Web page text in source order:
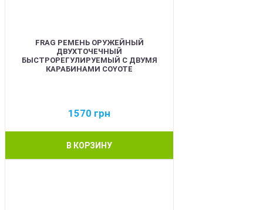
FRAG РЕМЕНЬ ОРУЖЕЙНЫЙ
ДВУХТОЧЕЧНЫЙ
БЫСТРОРЕГУЛИРУЕМЫЙ С ДВУМЯ
КАРАБИНАМИ COYOTE
1570 грн
В КОРЗИНУ